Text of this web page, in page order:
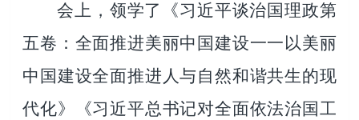
会上，领学了《习近平谈治国理政第
五卷：全面推进美丽中国建设一一以美丽
中国建设全面推进人与自然和谐共生的现
代化》《习近平总书记对全面依法治国工